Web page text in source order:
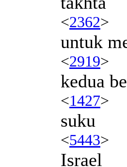
<2362>
untuk
<2919>
kedua
<1427>
suku
<5443>
Israel